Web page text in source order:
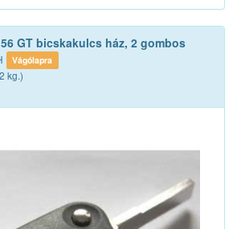
GT bicskakulcs ház, 2 gombos
Vágólapra
kg.)